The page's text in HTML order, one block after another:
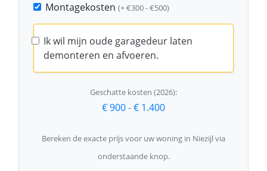
Montagekosten (+ €300 - €500)
Ik wil mijn oude garagedeur laten
demonteren en afvoeren.
Geschatte kosten (2026):
€ 900-€ 1.400
Bereken de exacte prijs voor uw woning in Niezijl via
onderstaande knop.